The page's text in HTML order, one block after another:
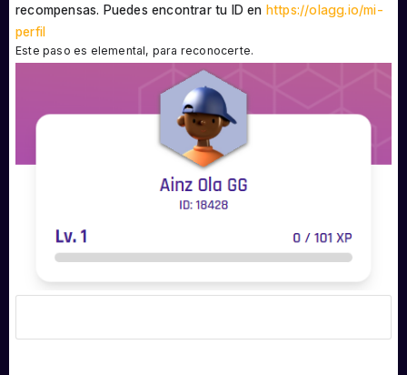
recompensas. Puedes encontrar tu ID en https://olagg.io/mi-
perfil
Este paso es elemental, para reconocerte.